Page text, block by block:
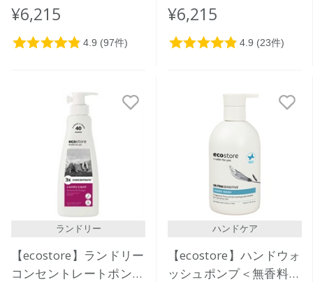
5L
¥6,215 ¥6,215
ランドリー
【ecostore】ランドリー
コンセントレートポンプ
ハンドケア
【ecostore】ハンドウォ
ッシュポンプ＜無香料＞